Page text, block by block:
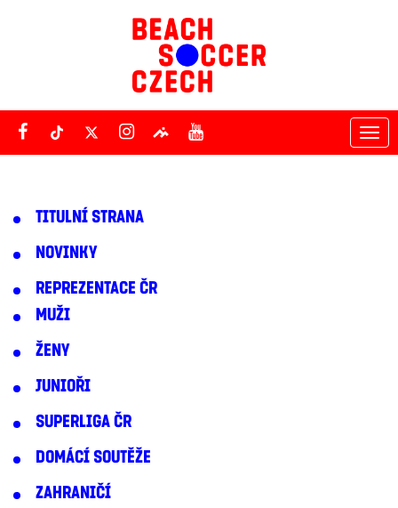
TITULNÍ STRANA
NOVINKY
REPREZENTACE ČR
MUŽI
ŽENY
JUNIOŘI
SUPERLIGA ČR
DOMÁCÍ SOUTĚŽE
ZAHRANIČÍ